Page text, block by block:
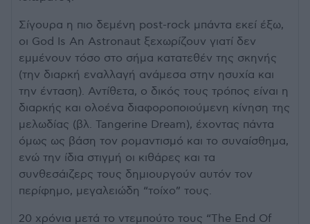
Σίγουρα η πιο δεμένη post-rock μπάντα εκεί έξω,
οι God Is An Astronaut ξεχωρίζουν γιατί δεν
εμμένουν τόσο στο σήμα κατατεθέν της σκηνής
(την διαρκή εναλλαγή ανάμεσα στην ησυχία και
την ένταση). Αντίθετα, ο δικός τους τρόπος είναι η
διαρκής και ολοένα διαφοροποιούμενη κίνηση της
μελωδίας (βλ. Tangerine Dream), έχοντας πάντα
όμως ως βάση τον ρομαντισμό και το συναίσθημα,
ενώ την ίδια στιγμή οι κιθάρες και τα
συνθεσάιζερς τους δημιουργούν αυτόν τον
περίφημο, μεγαλειώδη “τοίχο” τους.
20 χρόνια μετά το ντεμπούτο τους “The End Of